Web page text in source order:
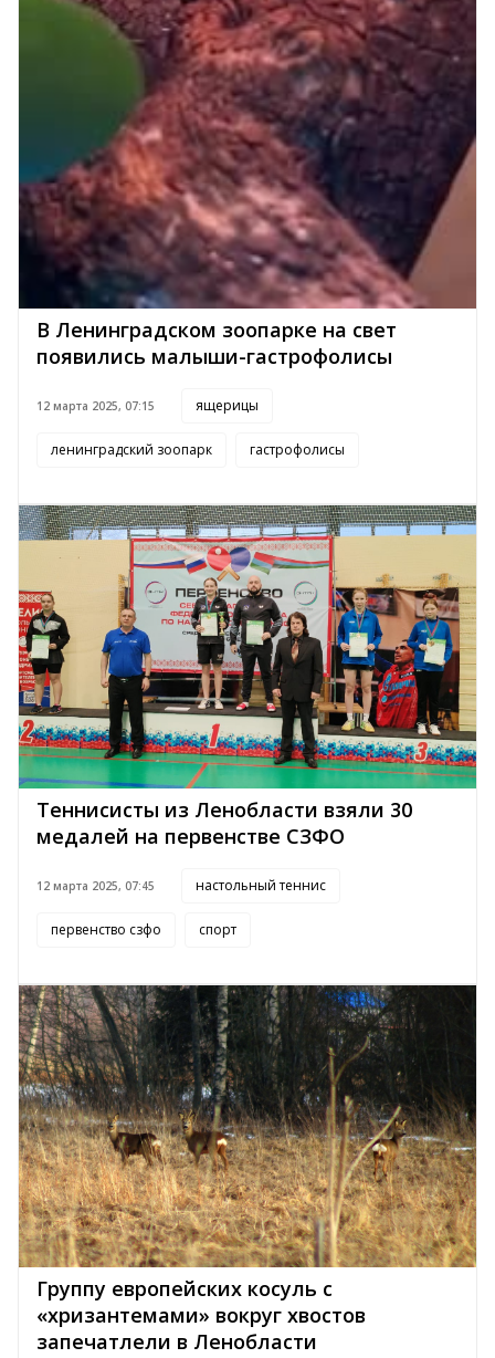
В Ленинградском зоопарке на свет
появились малыши-гастрофолисы
12 марта 2025, 07:15 ящерицы
ленинградский зоопарк гастрофолисы
Теннисисты из Ленобласти взяли 30
медалей на первенстве СЗФО
12 марта 2025, 07:45 настольный теннис
первенство сзфо спорт
Группу европейских косуль с
«хризантемами» вокруг хвостов
запечатлели в Ленобласти